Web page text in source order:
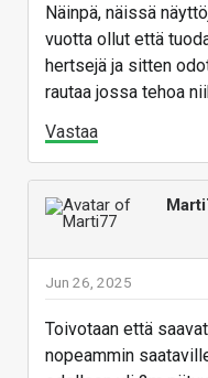
Näinpä, näissä
vuotta ollut että
hertsejä ja sitten
rautaa jossa tehoa
Vastaa
Jun 26, 2025
Toivotaan että
nopeammin